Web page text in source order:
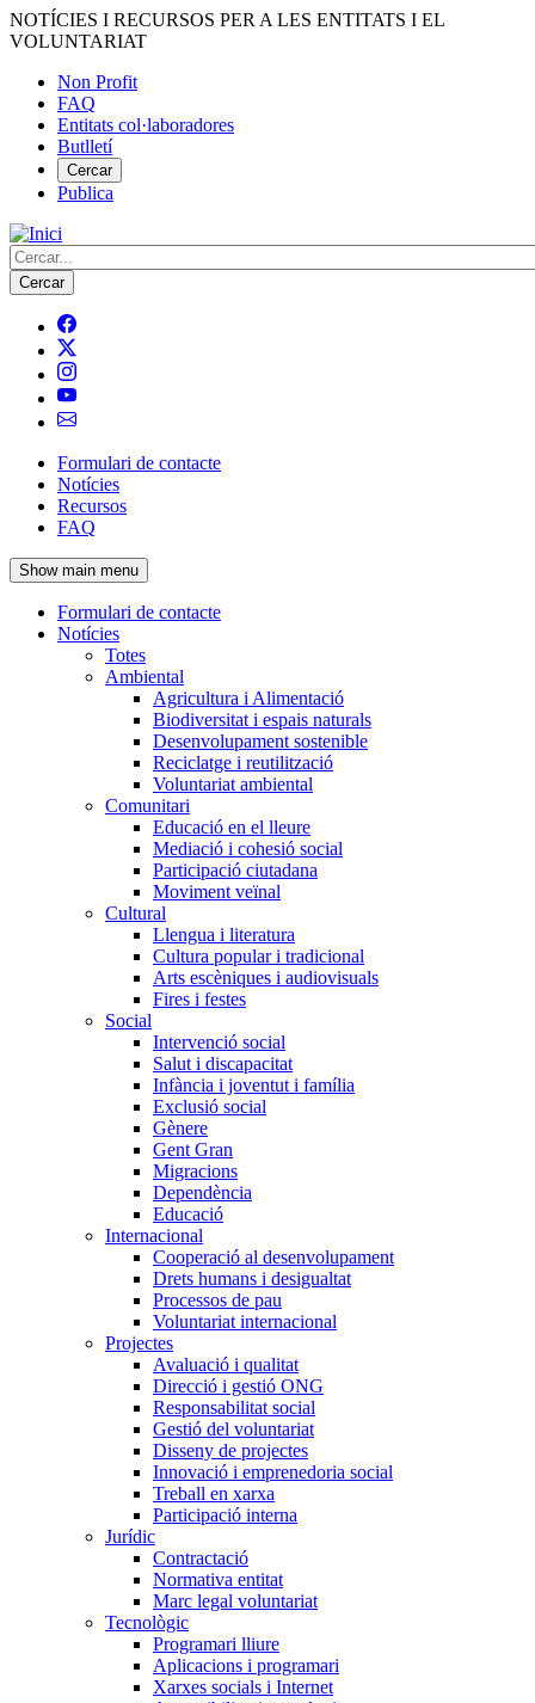
Vés
al
NOTÍCIES I RECURSOS PER A LES ENTITATS I EL
VOLUNTARIAT
Menú
del
compte
d'usuari
Non Profit
FAQ
Entitats col·laboradores
Butlletí
Cercar
Publica
Cerca
Navegació
principal
de
l'encapçalament
Formulari de contacte
Notícies
Recursos
FAQ
Show main menu
Navegació
principal
Formulari de contacte
Notícies
Totes
Ambiental
Agricultura i Alimentació
Biodiversitat i espais naturals
Desenvolupament sostenible
Reciclatge i reutilització
Voluntariat ambiental
Comunitari
Educació en el lleure
Mediació i cohesió social
Participació ciutadana
Moviment veïnal
Cultural
Llengua i literatura
Cultura popular i tradicional
Arts escèniques i audiovisuals
Fires i festes
Social
Intervenció social
Salut i discapacitat
Infància i joventut i família
Exclusió social
Gènere
Gent Gran
Migracions
Dependència
Educació
Internacional
Cooperació al desenvolupament
Drets humans i desigualtat
Processos de pau
Voluntariat internacional
Projectes
Avaluació i qualitat
Direcció i gestió ONG
Responsabilitat social
Gestió del voluntariat
Disseny de projectes
Innovació i emprenedoria social
Treball en xarxa
Participació interna
Jurídic
Contractació
Normativa entitat
Marc legal voluntariat
Tecnològic
Programari lliure
Aplicacions i programari
Xarxes socials i Internet